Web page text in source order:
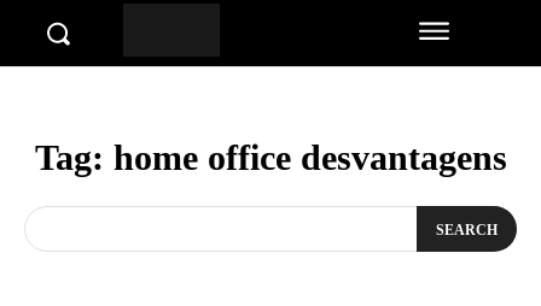
Tag: home office desvantagens
SEARCH